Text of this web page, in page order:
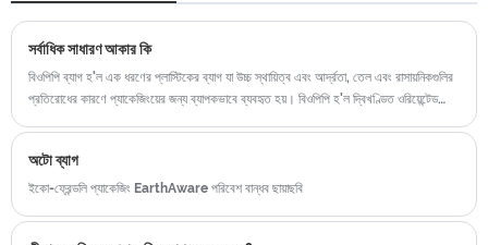
সর্বাধিক সাধারণ আকার কি
বিওপিপি ব্যাগ হ'ল এক ধরণের প্লাস্টিকের ব্যাগ যা উচ্চ স্থায়িত্ব এবং আর্দ্রতা, তেল এবং রাসায়নিকগুলির
প্রতিরোধের কারণে প্যাকেজিংয়ের জন্য ব্যাপকভাবে ব্যবহৃত হয়। বিওপিপি হ'ল দ্বিখণ্ডিত ওরিয়েন্টেড
অটো ব্যাগ
ইকো-ফ্রেন্ডলি প্যাকেজিং EarthAware পরিবেশ বান্ধব ছায়াছবি